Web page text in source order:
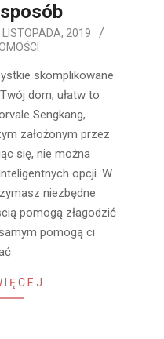
LISTOPADA, 2019
skomplikowane
dom, ułatw to
Sengkang,
założonym przez
się, nie można
opcji. W
niezbędne
pomogą złagodzić
pomogą ci